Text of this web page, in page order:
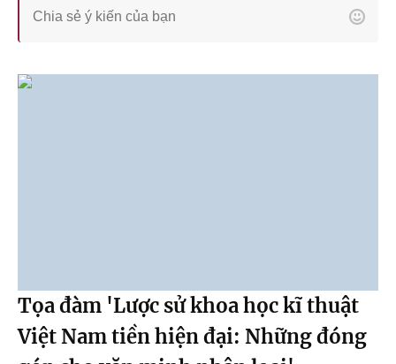
Tọa đàm 'Lược sử khoa học kĩ thuật
Việt Nam tiền hiện đại: Những đóng